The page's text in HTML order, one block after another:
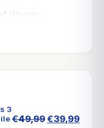
of Weavile
3
€49,99€39,99